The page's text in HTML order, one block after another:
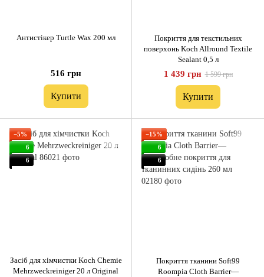
Антистікер Turtle Wax 200 мл
516 грн
Купити
Покриття для текстильних
поверхонь Koch Allround Textile
Sealant 0,5 л
1 439 грн 1 599 грн
Купити
−5%
6
6
Засіб для хімчистки Koch Chemie
Mehrzweckreiniger 20 л Original
−15%
6
6
Покриття тканини Soft99
Roompia Cloth Barrier—